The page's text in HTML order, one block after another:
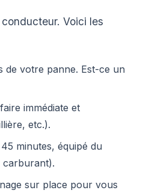
Voici les
de votre panne. Est-ce un
immédiate et
etc.).
minutes, équipé du
carburant).
sur place pour vous